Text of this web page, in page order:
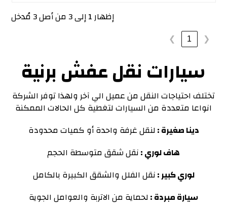
إظهار 1 إلى 3 من أصل 3 مُدخل
❮
1
❯
سيارات نقل عفش برنية
تختلف احتياجات النقل من عميل الي آخر ولهذا توفر الشركة
انواعا متعددة من السيارات لتغطية كل الحالات الممكنة
دينا صغيرة : لنقل غرفة واحدة أو كميات محدودة
هاف لوري :نقل شقق متوسطة الحجم
لوري كبير :نقل الفلل والشقق الكبيرة بالكامل
سيارة مبردة : لحماية من الاتربة والعوامل الجوية